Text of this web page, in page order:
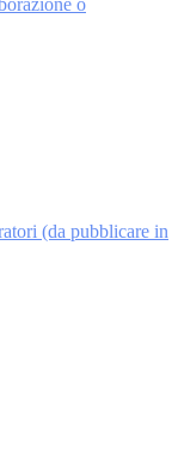
o
(da pubblicare in